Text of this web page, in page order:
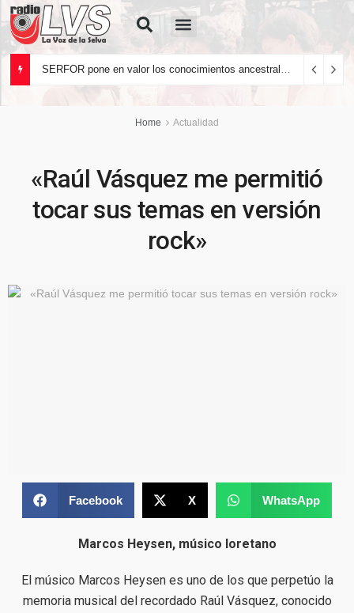
Home Actualidad
«Raúl Vásquez me permitió
tocar sus temas en versión
rock»
Facebook X WhatsApp
Marcos Heysen, músico loretano
El músico Marcos Heysen es uno de los que perpetúo la
memoria musical del recordado Raúl Vásquez, conocido